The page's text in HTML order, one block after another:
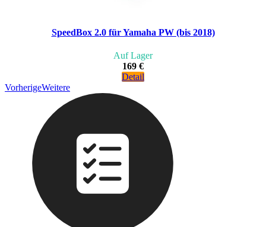
SpeedBox 2.0 für Yamaha PW (bis 2018)
Auf Lager
169 €
Detail
VorherigeWeitere